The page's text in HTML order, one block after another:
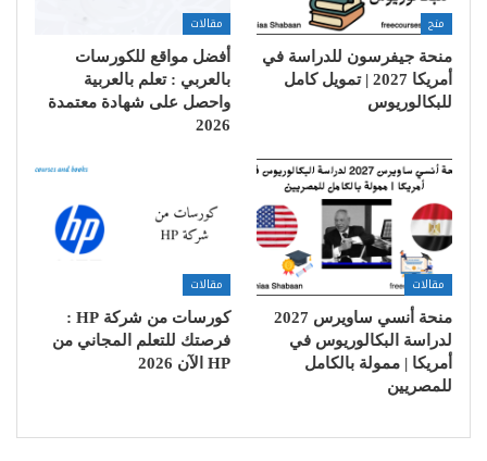
منح
منحة جيفرسون للدراسة في
أمريكا 2027 | تمويل كامل
للبكالوريوس
مقالات
أفضل مواقع للكورسات
بالعربي : تعلم بالعربية
واحصل على شهادة معتمدة
2026
مقالات
منحة أنسي ساويرس 2027
لدراسة البكالوريوس في
أمريكا | ممولة بالكامل
للمصريين
مقالات
كورسات من شركة HP :
فرصتك للتعلم المجاني من
HP الآن 2026